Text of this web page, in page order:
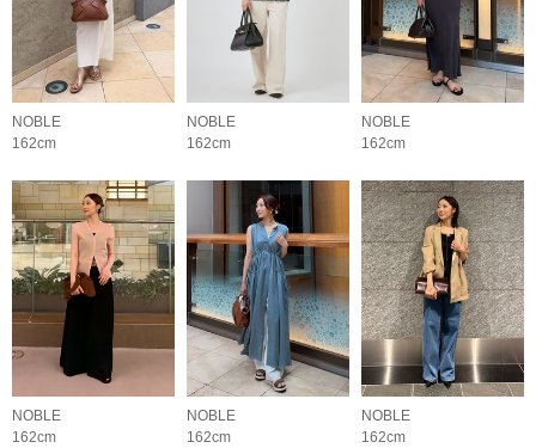
NOBLE
162cm
NOBLE
162cm
NOBLE
162cm
NOBLE
162cm
NOBLE
162cm
NOBLE
162cm